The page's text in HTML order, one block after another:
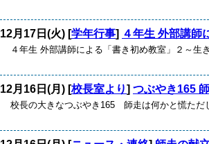
12月17日(火) [学年行事] ４年生 外部講師
４年生 外部講師による「書き初め教室」２～
12月16日(月) [校長室より] つぶやき165
校長の大きなつぶやき165 師走は何かと慌た